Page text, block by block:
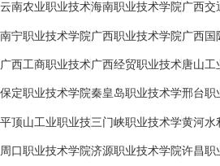
学院 学院
云南农业职业技术
学院
海南职业技术学院广西交
南宁职业技术学院 广西职业技术学院 广西国
技
广西工商职业技术
学院
广西经贸职业技术
学院
唐山工
保定职业技术学院秦皇岛职业技术学
院
邢台职
平顶山工业职业技
术学院
三门峡职业技术学
院
黄河水
周口职业技术学院济源职业技术学院许昌职